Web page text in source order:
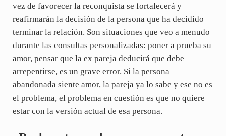
vez de favorecer la reconquista se fortalecerá y
reafirmarán la decisión de la persona que ha decidido
terminar la relación. Son situaciones que veo a menudo
durante las consultas personalizadas: poner a prueba su
amor, pensar que la ex pareja deducirá que debe
arrepentirse, es un grave error. Si la persona
abandonada siente amor, la pareja ya lo sabe y ese no es
el problema, el problema en cuestión es que no quiere
estar con la versión actual de esa persona.